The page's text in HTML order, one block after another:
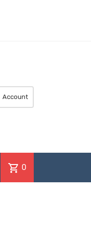
Account
shopping_cart 0